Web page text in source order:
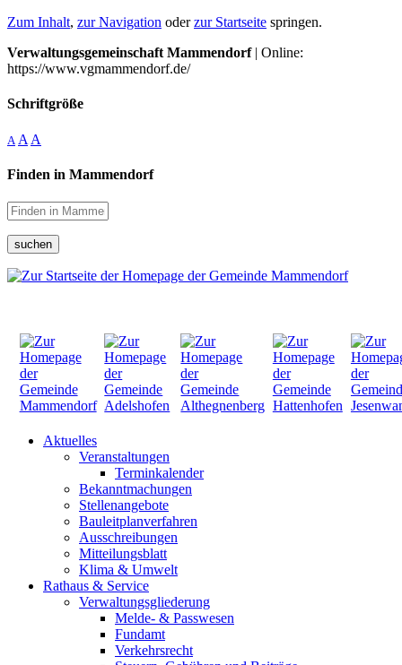
Zum Inhalt, zur Navigation oderzur Startseite springen.
Verwaltungsgemeinschaft Mammendorf| Online:
https://www.vgmammendorf.de/
Schriftgröße
A A A
Finden in Mammendorf
suchen
Aktuelles
Veranstaltungen
Terminkalender
Bekanntmachungen
Stellenangebote
Bauleitplanverfahren
Ausschreibungen
Mitteilungsblatt
Klima & Umwelt
Rathaus & Service
Verwaltungsgliederung
Melde- & Passwesen
Fundamt
Verkehrsrecht